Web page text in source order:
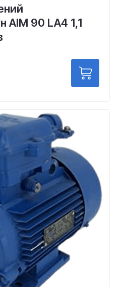
АІМ 90 LA4 1,1